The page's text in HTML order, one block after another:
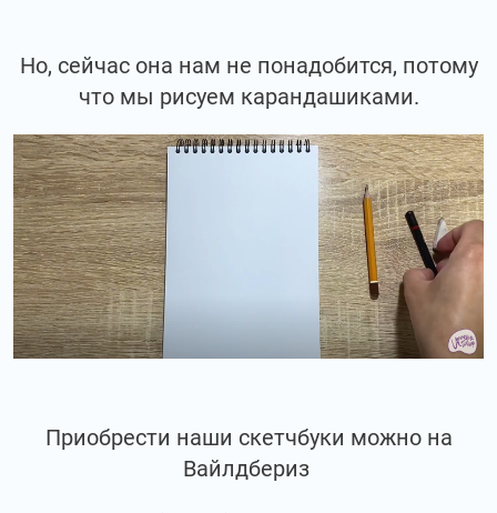
Но, сейчас она нам не понадобится, потому
что мы рисуем карандашиками.
Приобрести наши скетчбуки можно на
Вайлдбериз